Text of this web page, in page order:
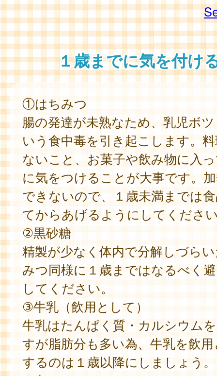
１歳までに気を付け
①はちみつ
腸の発達が未熟なため、乳児ボ
いう食中毒を引き起こします。
ないこと、お菓子や飲み物に入
に気をつけることが大事です。
できないので、１歳未満までは
てからあげるようにしてくださ
②黒砂糖
精製が少なく体内で分解しづら
みつ同様に１歳まではなるべく
してください。
③牛乳（飲用として）
牛乳はたんぱく質・カルシウム
すが脂肪分も多い為、牛乳を飲
するのは１歳以降にしましょう。